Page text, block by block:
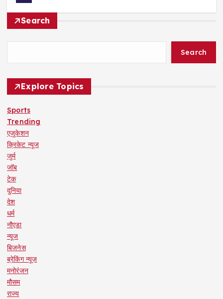
Search
Search
Explore Topics
Sports
Trending
एजुकेशन
क्रिकेट न्यूज
जुर्म
जॉब
टेक
दुनिया
देश
धर्म
नौएडा
न्यूज
बिजनेस
ब्रेकिंग न्यूज़
मनोरंजन
मौसम
राज्य